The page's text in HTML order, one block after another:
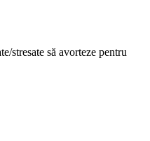
stresate să avorteze pentru